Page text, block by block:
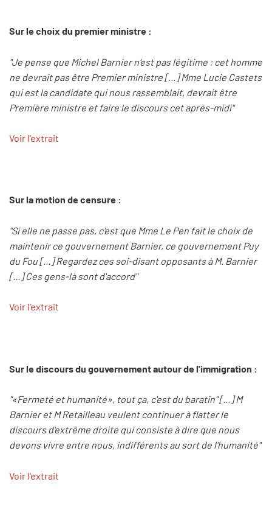
Sur le choix du premier ministre :
"Je pense que Michel Barnier n'est pas légitime : cet homme
ne devrait pas être Premier ministre [...] Mme Lucie Castets
qui est la candidate qui nous rassemblait, devrait être
Première ministre et faire le discours cet après-midi"
Voir l'extrait
Sur la motion de censure :
"Si elle ne passe pas, c'est que Mme Le Pen fait le choix de
maintenir ce gouvernement Barnier, ce gouvernement Puy
du Fou [...] Regardez ces soi-disant opposants à M. Barnier
[...] Ces gens-là sont d'accord"
Voir l'extrait
Sur le discours du gouvernement autour de l'immigration :
"«Fermeté et humanité», tout ça, c'est du baratin" [...] M
Barnier et M Retailleau veulent continuer à flatter le
discours d'extrême droite qui consiste à dire que nous
devons vivre entre nous, indifférents au sort de l'humanité"
Voir l'extrait